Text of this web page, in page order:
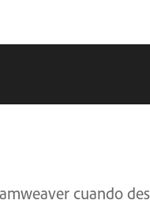
cuando